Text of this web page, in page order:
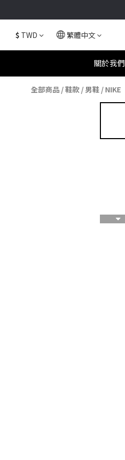
$ TWD 繁體中文
關於我們
全部商品 /鞋款 / 男鞋 / NIKE